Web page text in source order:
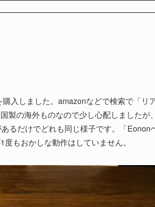
入しました。amazonなどで検索で「リ
製の海外ものなので少し心配しましたが
るだけでどれも同じ様子です。「Eonon
もおかしな動作はしていません。